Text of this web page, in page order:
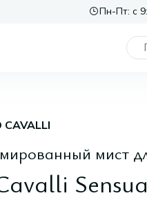
Пн-Пт: с
CAVALLI
мист